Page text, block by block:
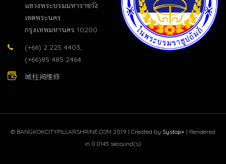
แขวงพระบรมมหาราชวัง
เขตพระนคร
กรุงเทพมหานคร 10200
(+66) 2 225 4403,
(+66)85 485 2464
城柱祠维修
© BANGKOKCITYPILLARSHRINE.COM 2019 | Created by Systop+ | Rendered
in 0.0145 secound(s)